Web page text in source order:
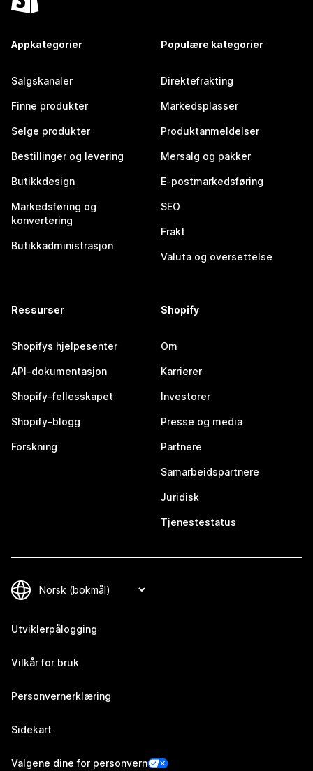
Appkategorier
Salgskanaler
Finne produkter
Selge produkter
Bestillinger og levering
Butikkdesign
Markedsføring og
konvertering
Butikkadministrasjon
Populære kategorier
Direktefrakting
Markedsplasser
Produktanmeldelser
Mersalg og pakker
E-postmarkedsføring
SEO
Frakt
Valuta og oversettelse
Ressurser
Shopifys hjelpesenter
API-dokumentasjon
Shopify-fellesskapet
Shopify-blogg
Forskning
Shopify
Om
Karrierer
Investorer
Presse og media
Partnere
Samarbeidspartnere
Juridisk
Tjenestestatus
Utviklerpålogging
Vilkår for bruk
Personvernerklæring
Sidekart
Valgene dine for personvern